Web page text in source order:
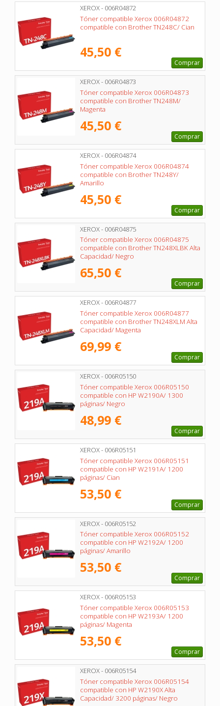
XEROX - 006R04872
Tóner compatible Xerox 006R04872
compatible con Brother TN248C/ Cian
45,50 €
Comprar
XEROX - 006R04873
Tóner compatible Xerox 006R04873
compatible con Brother TN248M/
Magenta
45,50 €
Comprar
XEROX - 006R04874
Tóner compatible Xerox 006R04874
compatible con Brother TN248Y/
Amarillo
45,50 €
Comprar
XEROX - 006R04875
Tóner compatible Xerox 006R04875
compatible con Brother TN248XLBK Alta
Capacidad/ Negro
65,50 €
Comprar
XEROX - 006R04877
Tóner compatible Xerox 006R04877
compatible con Brother TN248XLM Alta
Capacidad/ Magenta
69,99 €
Comprar
XEROX - 006R05150
Tóner compatible Xerox 006R05150
compatible con HP W2190A/ 1300
páginas/ Negro
48,99 €
Comprar
XEROX - 006R05151
Tóner compatible Xerox 006R05151
compatible con HP W2191A/ 1200
páginas/ Cian
53,50 €
Comprar
XEROX - 006R05152
Tóner compatible Xerox 006R05152
compatible con HP W2192A/ 1200
páginas/ Amarillo
53,50 €
Comprar
XEROX - 006R05153
Tóner compatible Xerox 006R05153
compatible con HP W2193A/ 1200
páginas/ Magenta
53,50 €
Comprar
XEROX - 006R05154
Tóner compatible Xerox 006R05154
compatible con HP W2190X Alta
Capacidad/ 3200 páginas/ Negro